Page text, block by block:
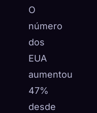
O
número
dos
EUA
aumentou
47%
desde